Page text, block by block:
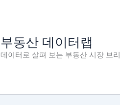
부동산 데이터랩
데이터로 살펴 보는 부동산 시장 브